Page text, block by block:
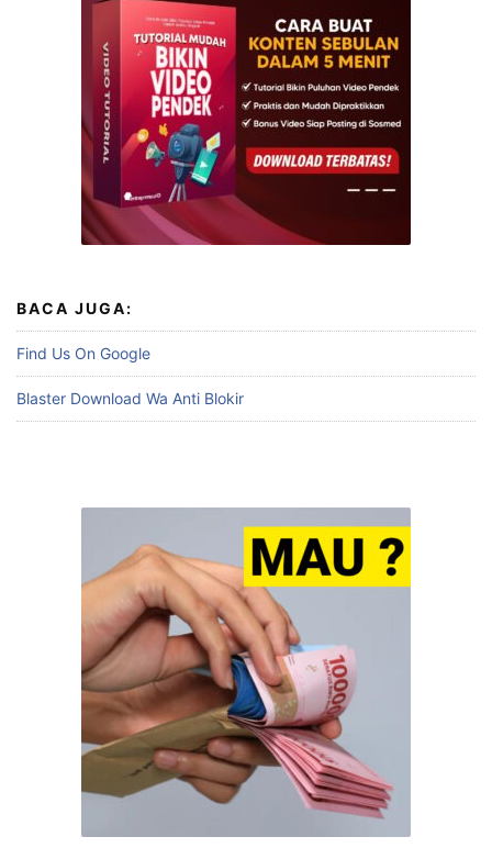
BACA JUGA:
Find Us On Google
Blaster Download Wa Anti Blokir